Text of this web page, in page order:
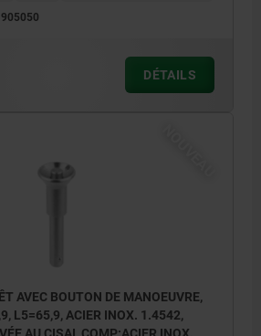
DÉTAILS
AVEC BOUTON DE MANOEUVRE,
L5=65,9, ACIER INOX. 1.4542,